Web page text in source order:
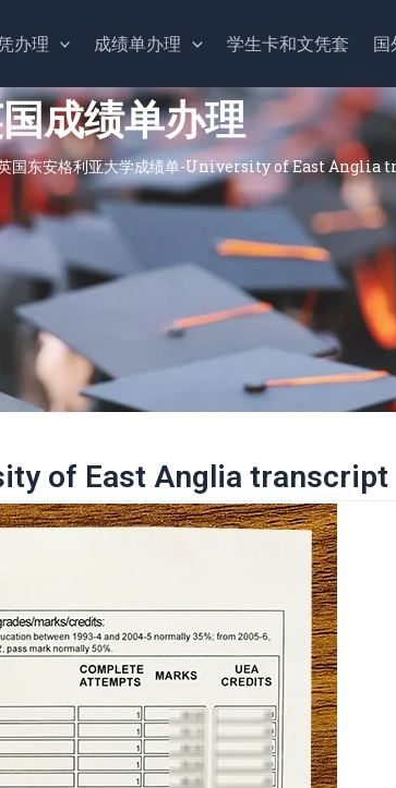
办理 成绩单办理 学生卡和文凭套 国
成绩单办理
国东安格利亚大学成绩单-University of East Anglia
of East Anglia transcript